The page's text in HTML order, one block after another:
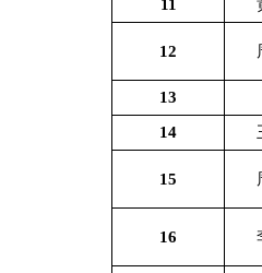
11
12
13
14
15
16